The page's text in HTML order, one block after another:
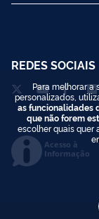
REDES SOCIAIS
Acesso à
Informação
Para melhorar a
personalizados,
as funcionalidades
que não forem
escolher quais quer